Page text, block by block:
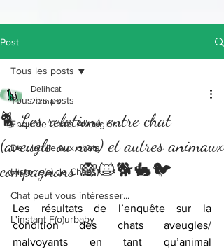
Post
Tous les posts
Enquête Chats Aveugles
Del...la fille aux chats
Histoire(s) de Chat(s)
Chat peut vous intéresser...
L'instant F(o)urbaby
Tous les posts
🐈 Les relations entre chat
(aveugle ou non) et autres animaux
compagnons 🙈😺🐕🐇🐦
Delihcat
20 mars
Les résultats de l’enquête sur la
condition des chats aveugles/
malvoyants en tant qu’animal